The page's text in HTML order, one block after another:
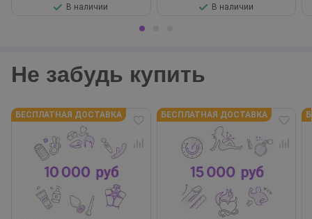
В наличии В наличии
Не забудь купить
БЕСПЛАТНАЯ ДОСТАВКА БЕСПЛАТНАЯ ДОСТАВКА